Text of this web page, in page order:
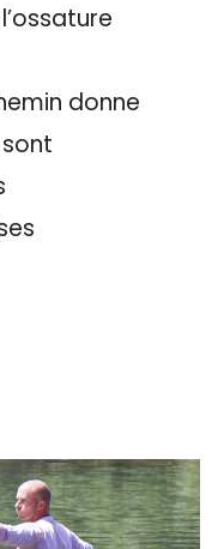
donne